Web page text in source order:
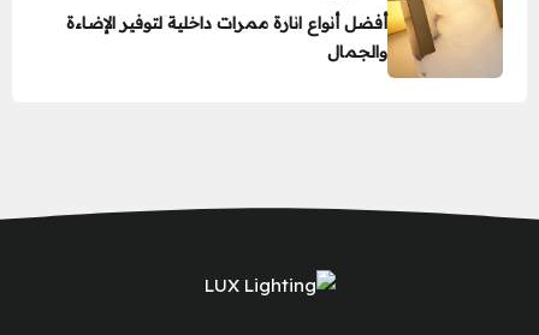
أفضل أنواع انارة ممرات داخلية لتوفير الإضاءة
والجمال